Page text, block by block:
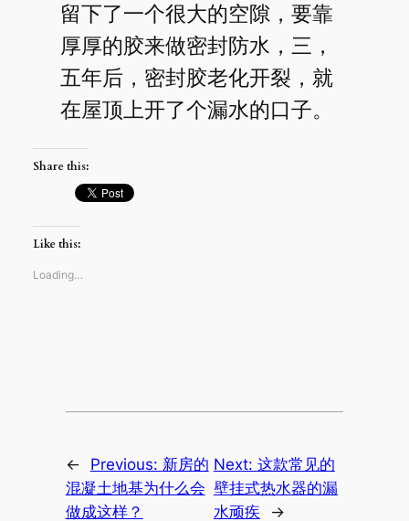
留下了一个很大的空隙，要靠
厚厚的胶来做密封防水，三，
五年后，密封胶老化开裂，就
在屋顶上开了个漏水的口子。
Share this:
Like this:
Loading…
← Previous: 新房的
混凝土地基为什么会
做成这样？
Next: 这款常见的
壁挂式热水器的漏
水顽疾
→